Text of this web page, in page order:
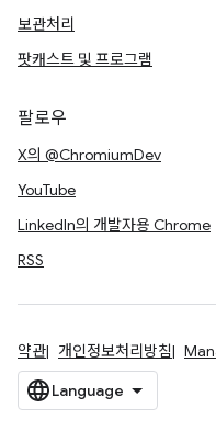
보관처리
팟캐스트 및 프로그램
팔로우
X의 @ChromiumDev
YouTube
LinkedIn의 개발자용 Chrome
RSS
약관 개인정보처리방침